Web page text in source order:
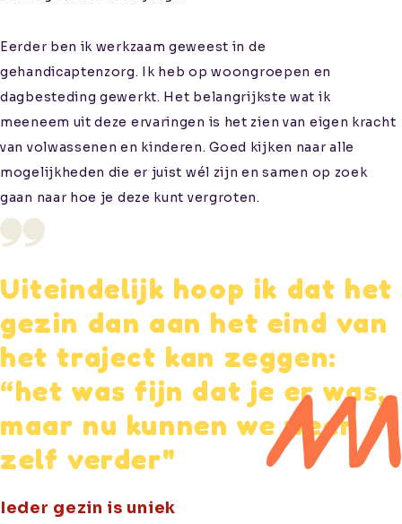
Eerder ben ik werkzaam geweest in de
gehandicaptenzorg. Ik heb op woongroepen en
dagbesteding gewerkt. Het belangrijkste wat ik
meeneem uit deze ervaringen is het zien van eigen kracht
van volwassenen en kinderen. Goed kijken naar alle
mogelijkheden die er juist wél zijn en samen op zoek
gaan naar hoe je deze kunt vergroten.
Uiteindelijk hoop ik dat het
gezin dan aan het eind van
het traject kan zeggen:
“het was fijn dat je er was,
maar nu kunnen we weer
zelf verder"
Ieder gezin is uniek